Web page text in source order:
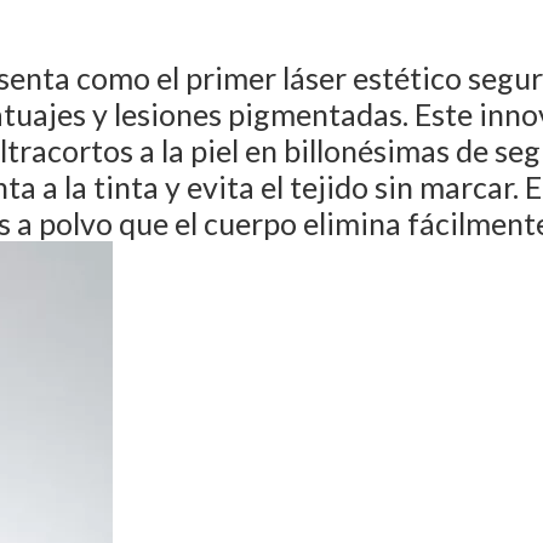
como el primer láser estético
y lesiones pigmentadas. Este
a la piel en billonésimas de
a la tinta y evita el tejido sin marcar.
polvo que el cuerpo elimina